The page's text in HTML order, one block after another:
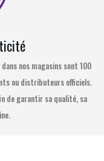
nos magasins sont 100
ou distributeurs officiels.
de garantir sa qualité, sa